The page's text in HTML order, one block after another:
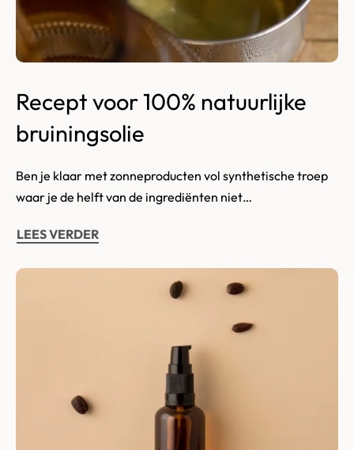
Recept voor 100% natuurlijke
bruiningsolie
Ben je klaar met zonneproducten vol synthetische troep
waar je de helft van de ingrediënten niet…
LEES VERDER